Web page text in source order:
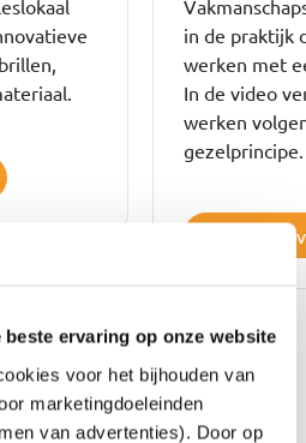
ervaring op onze website
voor het bijhouden van
marketingdoeleinden
van advertenties). Door op
in de praktijk
werken met
In de video
werken
gezelprincipe.
Bekijk de